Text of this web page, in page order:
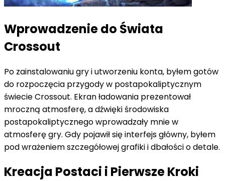
Wprowadzenie do Świata
Crossout
Po zainstalowaniu gry i utworzeniu konta, byłem gotów
do rozpoczęcia przygody w postapokaliptycznym
świecie Crossout. Ekran ładowania prezentował
mroczną atmosferę, a dźwięki środowiska
postapokaliptycznego wprowadzały mnie w
atmosferę gry. Gdy pojawił się interfejs główny, byłem
pod wrażeniem szczegółowej grafiki i dbałości o detale.
Kreacja Postaci i Pierwsze Kroki